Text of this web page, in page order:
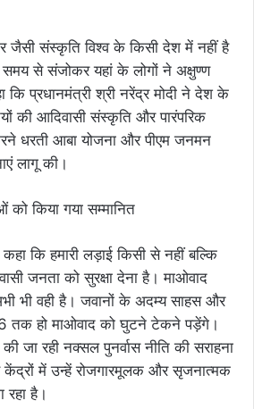
जैसी संस्कृति विश्व के किसी देश में नहीं है
से संजोकर यहां के लोगों ने अक्षुण्ण
कि प्रधानमंत्री श्री नरेंद्र मोदी ने देश के
की आदिवासी संस्कृति और पारंपरिक
धरती आबा योजना और पीएम जनमन
लागू की।
कि हमारी लड़ाई किसी से नहीं बल्कि
जनता को सुरक्षा देना है। माओवाद
भी वही है। जवानों के अदम्य साहस और
तक हो माओवाद को घुटने टेकने पड़ेंगे।
जा रही नक्सल पुनर्वास नीति की सराहना
केंद्रों में उन्हें रोजगारमूलक और सृजनात्मक
रहा है।